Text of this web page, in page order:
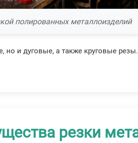
полированных металлоизделий
но и дуговые, а также круговые
резки